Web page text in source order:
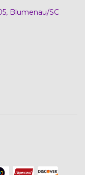
Blumenau/SC